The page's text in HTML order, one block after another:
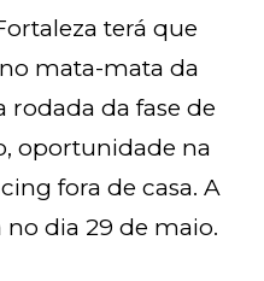
terá que
mata-mata da
da fase de
oportunidade na
fora de casa. A
dia 29 de maio.